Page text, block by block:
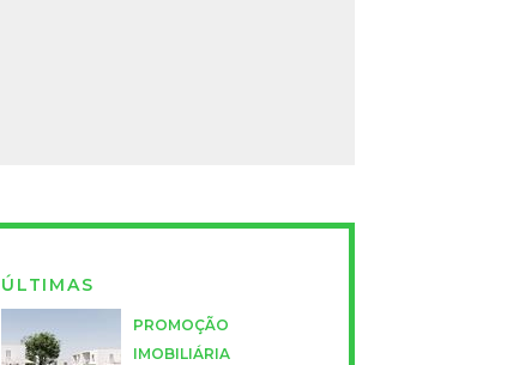
ÚLTIMAS
PROMOÇÃO
IMOBILIÁRIA